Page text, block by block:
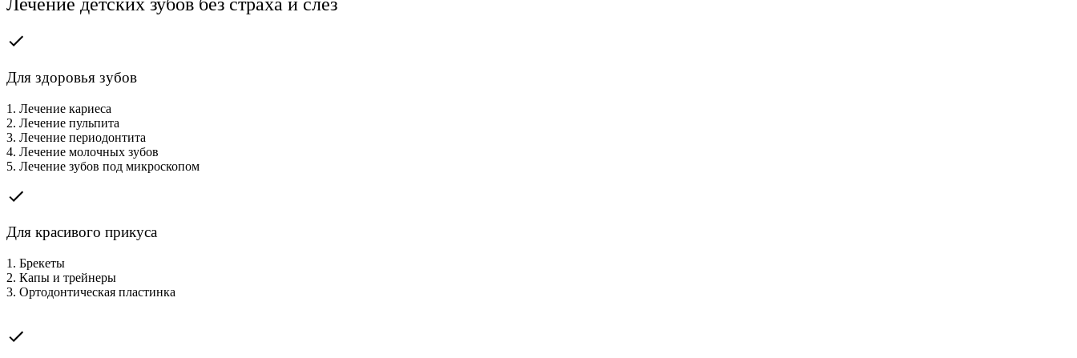
Лечение детских зубов без страха и слёз
Для здоровья зубов
1. Лечение кариеса
2. Лечение пульпита
3. Лечение периодонтита
4. Лечение молочных зубов
5. Лечение зубов под микроскопом
Для красивого прикуса
1. Брекеты
2. Капы и трейнеры
3. Ортодонтическая пластинка